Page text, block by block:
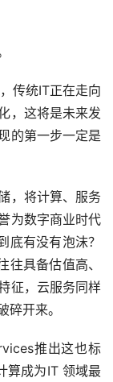
传统IT正在走向
，这将是未来发
的第一步一定是
，将计算、服务
为数字商业时代
底有没有泡沫？
往具备估值高、
征，云服务同样
开来。
推出这也标
算成为IT 领域最